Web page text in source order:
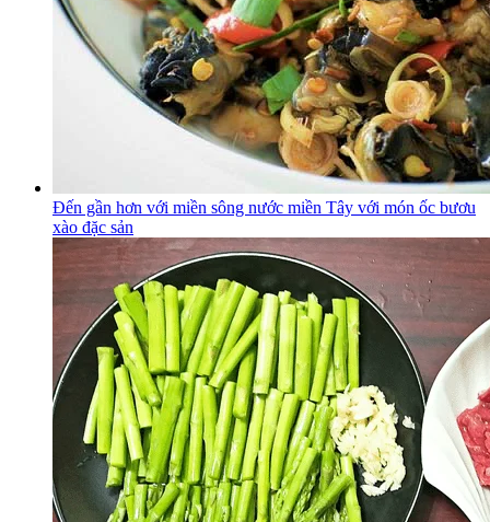
Đến gần hơn với miền sông nước miền Tây với món ốc bươu
xào đặc sản